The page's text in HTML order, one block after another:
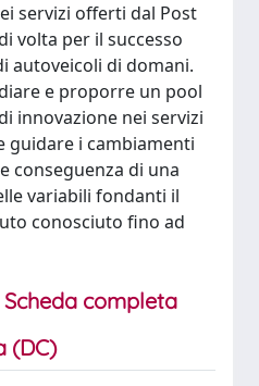
servizi offerti dal Post
volta per il successo
autoveicoli di domani.
e proporre un pool
innovazione nei servizi
guidare i cambiamenti
conseguenza di una
variabili fondanti il
conosciuto fino ad
Scheda completa
(DC)